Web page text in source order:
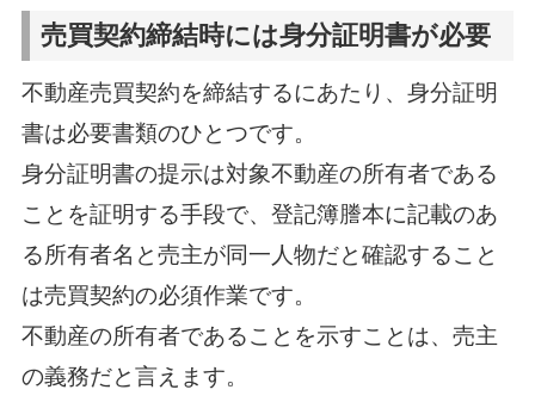
売買契約締結時には身分証明書が必要
不動産売買契約を締結するにあたり、身分証明
書は必要書類のひとつです。
身分証明書の提示は対象不動産の所有者である
ことを証明する手段で、登記簿謄本に記載のあ
る所有者名と売主が同一人物だと確認すること
は売買契約の必須作業です。
不動産の所有者であることを示すことは、売主
の義務だと言えます。